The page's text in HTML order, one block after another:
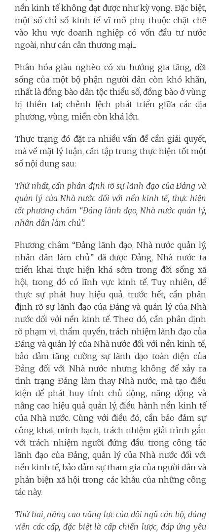
nền kinh tế không đạt được như kỳ vọng. Đặc biệt,
một số chỉ số kinh tế vĩ mô phụ thuộc chặt chẽ
vào khu vực doanh nghiệp có vốn đầu tư nước
ngoài, như cán cân thương mại...
Phân hóa giàu nghèo có xu hướng gia tăng, đời
sống của một bộ phận người dân còn khó khăn,
nhất là đồng bào dân tộc thiểu số, đồng bào ở vùng
bị thiên tai; chênh lệch phát triển giữa các địa
phương, vùng, miền còn khá lớn.
Thực trạng đó đặt ra nhiều vấn đề cần giải quyết,
mà về mặt lý luận, cần tập trung thực hiện tốt một
số nội dung sau:
Thứ nhất, cần phân định rõ sự lãnh đạo của Đảng và
quản lý của Nhà nước đối với nền kinh tế, thực hiện
tốt phương châm “Đảng lãnh đạo, Nhà nước quản lý,
nhân dân làm chủ”.
Phương châm “Đảng lãnh đạo, Nhà nước quản lý,
nhân dân làm chủ” đã được Đảng, Nhà nước ta
triển khai thực hiện khá sớm trong đời sống xã
hội, trong đó có lĩnh vực kinh tế. Tuy nhiên, để
thực sự phát huy hiệu quả, trước hết, cần phân
định rõ sự lãnh đạo của Đảng và quản lý của Nhà
nước đối với nền kinh tế. Theo đó, cần phân định
rõ phạm vi, thẩm quyền, trách nhiệm lãnh đạo của
Đảng và quản lý của Nhà nước đối với nền kinh tế,
bảo đảm tăng cường sự lãnh đạo toàn diện của
Đảng đối với Nhà nước nhưng không để xảy ra
tình trạng Đảng làm thay Nhà nước, mà tạo điều
kiện để phát huy tính chủ động, năng động và
nâng cao hiệu quả quản lý, điều hành nền kinh tế
của Nhà nước. Cùng với điều đó, cần bảo đảm sự
công khai, minh bạch, trách nhiệm giải trình gắn
với trách nhiệm người đứng đầu trong công tác
lãnh đạo của Đảng, quản lý của Nhà nước đối với
nền kinh tế, bảo đảm sự tham gia của người dân và
phản biện xã hội trong các khâu của những công
tác này.
Thứ hai, nâng cao năng lực của đội ngũ cán bộ, đảng
viên các cấp, đặc biệt là cấp chiến lược, đáp ứng yêu